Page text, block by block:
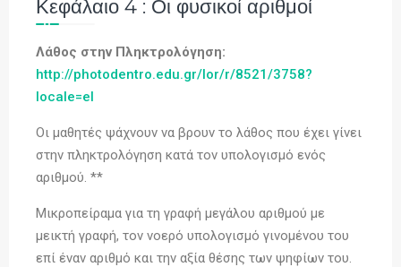
Κεφάλαιο 4 : Οι φυσικοί αριθμοί
Λάθος στην Πληκτρολόγηση:
http://photodentro.edu.gr/lor/r/8521/3758?
locale=el
Oι μαθητές ψάχνουν να βρουν το λάθος που έχει γίνει
στην πληκτρολόγηση κατά τον υπολογισμό ενός
αριθμού. **
Μικροπείραμα για τη γραφή μεγάλου αριθμού με
μεικτή γραφή, τον νοερό υπολογισμό γινομένου του
επί έναν αριθμό και την αξία θέσης των ψηφίων του.